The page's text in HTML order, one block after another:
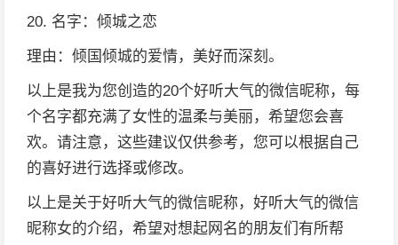
20. 名字：倾城之恋
理由：倾国倾城的爱情，美好而深刻。
以上是我为您创造的20个好听大气的微信昵称，每
个名字都充满了女性的温柔与美丽，希望您会喜
欢。请注意，这些建议仅供参考，您可以根据自己
的喜好进行选择或修改。
以上是关于好听大气的微信昵称，好听大气的微信
昵称女的介绍，希望对想起网名的朋友们有所帮